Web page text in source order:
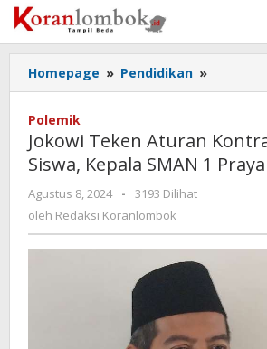
Lewati
ke
konten
Homepage » Pendidikan »
Teken
Bagi
Siswa,
Polemik
Jokowi Teken Aturan
Siswa, Kepala SMAN 1
Agustus 8, 2024
oleh
Redaksi
-
3193 Dilihat
oleh Redaksi Koranlombok